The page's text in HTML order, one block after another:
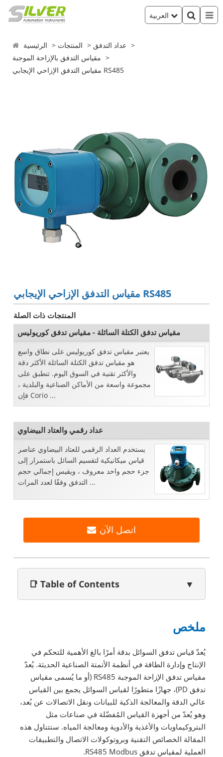
الرئيسية المنتجات
عداد التدفق
مقياس التدفق بالإزاحة الموجبة
مقياس التدفق الإزاحي الإيجابي RS485
مقياس التدفق الإزاحي الإيجابي RS485
المنتجات ذات الصلة
مقياس تدفق الكتلة السائلة - مقياس تدفق كوريوليس
يعتبر مقياس تدفق كوريوليس على نطاق واسع
هو مقياس تدفق الكتلة السائلة الأكثر دقة
والأكثر تقنية في السوق اليوم. تنطبق على
مجموعة واسعة من الأماكن الصناعية والبلدية ،
فإن Corio ...
عداد رقمي والعتاد البيضاوي
يستخدم العداد الرقمي للعتاد البيضاوي عناصر
قياس ميكانيكية لتقسيم السائل باستمرار إلى
جزء حجم واحد معروف ، ويقيس إجمالي حجم
التدفق وفقًا لعدد المرات ...
اتصل الآن
📑 Table of Contents ▼
ملخص
يُعدّ قياس تدفق السوائل بدقة أمرًا بالغ الأهمية للتحكم في
الإنتاج وإدارة الطاقة في أنظمة الأتمتة الصناعية الحديثة. يُعدّ
مقياس تدفق الإزاحة الموجبة RS485 (أو ما يُسمى مقياس
تدفق PD)، جهازًا متطورًا لقياس السوائل يجمع بين القياس
عالي الدقة والمعالجة الذكية للبيانات ونقل الاتصالات عن بُعد،
وهو يُعدّ من أجهزة القياس المُفضّلة في صناعات مثل
البتروكيماويات والأغذية والأدوية ومعالجة المياه. ستتناول هذه
المقالة الخصائص التقنية وبروتوكولات الاتصال والتطبيقات
العملية لمقياس تدفق RS485 Modbus.